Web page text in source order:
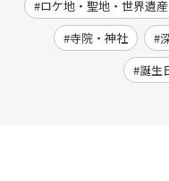
ロケ地・聖地・世界遺産
寺院・神社
誕生